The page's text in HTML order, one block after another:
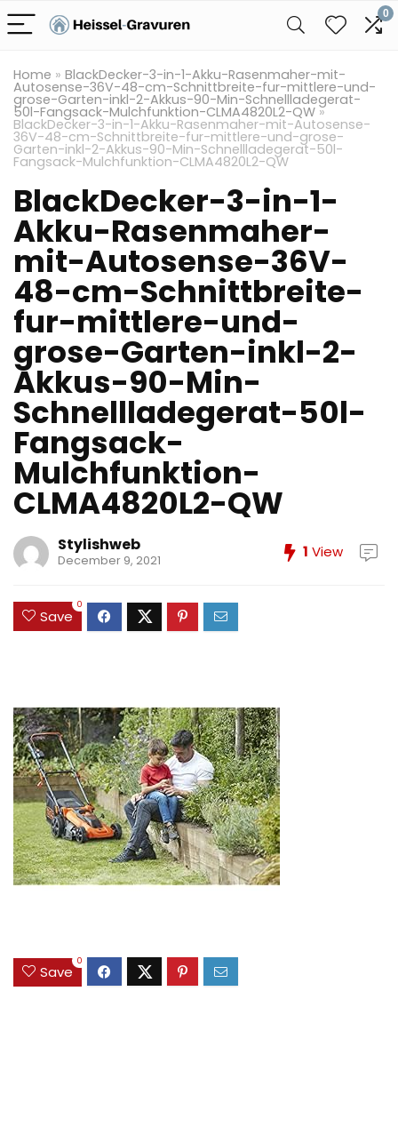
0
Home » BlackDecker-3-in-1-Akku-Rasenmaher-mit-
Autosense-36V-48-cm-Schnittbreite-fur-mittlere-und-
grose-Garten-inkl-2-Akkus-90-Min-Schnellladegerat-
50l-Fangsack-Mulchfunktion-CLMA4820L2-QW »
BlackDecker-3-in-1-Akku-Rasenmaher-mit-Autosense-
36V-48-cm-Schnittbreite-fur-mittlere-und-grose-
Garten-inkl-2-Akkus-90-Min-Schnellladegerat-50l-
Fangsack-Mulchfunktion-CLMA4820L2-QW
BlackDecker-3-in-1-
Akku-Rasenmaher-
mit-Autosense-36V-
48-cm-Schnittbreite-
fur-mittlere-und-
grose-Garten-inkl-2-
Akkus-90-Min-
Schnellladegerat-50l-
Fangsack-
Mulchfunktion-
CLMA4820L2-QW
Stylishweb
December 9, 2021 1 View
Save
0
Save
0